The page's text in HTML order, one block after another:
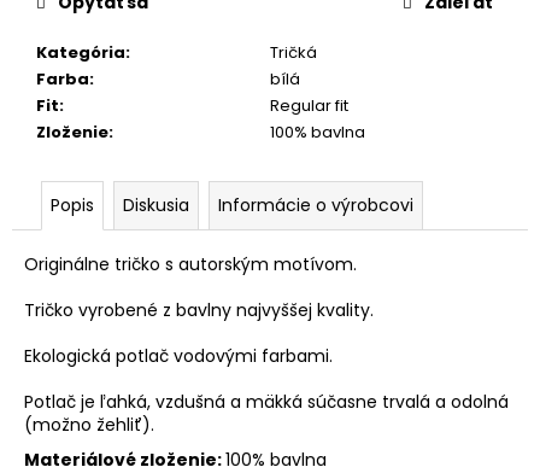
Kategória:
Tričká
Farba:
bílá
Fit:
Regular fit
Zloženie: 100% bavlna
Popis Diskusia Informácie o výrobcovi
Originálne tričko s autorským motívom.
Tričko vyrobené z bavlny najvyššej kvality.
Ekologická potlač vodovými farbami.
Potlač je ľahká, vzdušná a mäkká súčasne trvalá a odolná
(možno žehliť).
Materiálové zloženie:100% bavlna